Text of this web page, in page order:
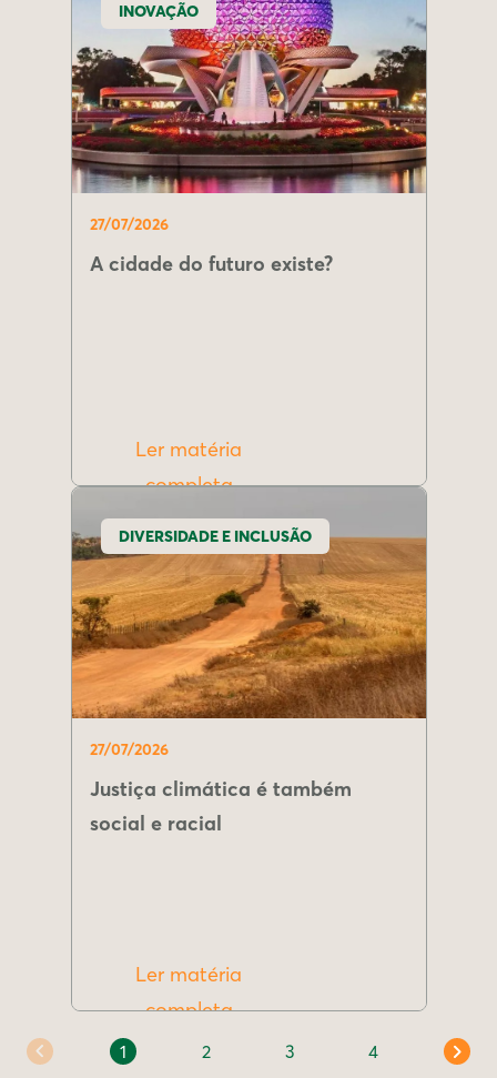
INOVAÇÃO
27/07/2026
A cidade do futuro existe?
Ler matéria
completa
DIVERSIDADE E INCLUSÃO
27/07/2026
Justiça climática é também
social e racial
Ler matéria
completa
1 2 3 4